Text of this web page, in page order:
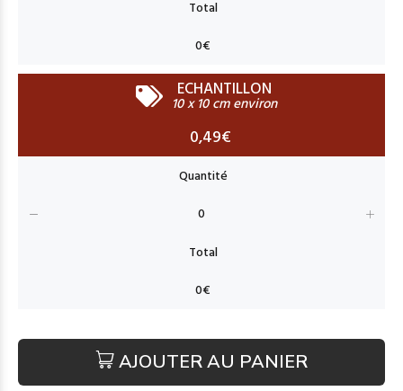
ECHANTILLON
10 x 10 cm environ
0,49€
AJOUTER AU PANIER